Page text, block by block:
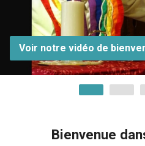
Voir notre vidéo de
Bienvenue